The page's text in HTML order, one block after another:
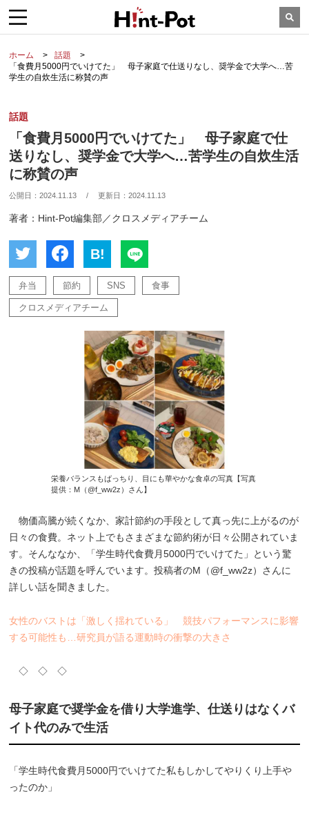
ホーム
話題
「食費月5000円でいけてた」 母子家庭で仕送りなし、奨学金で大学へ…苦
学生の自炊生活に称賛の声
話題
「食費月5000円でいけてた」 母子家庭で仕
送りなし、奨学金で大学へ…苦学生の自炊生活
に称賛の声
公開日：2024.11.13 / 更新日：2024.11.13
著者：Hint-Pot編集部／クロスメディアチーム
B!
弁当 節約 SNS 食事
クロスメディアチーム
栄養バランスもばっちり、目にも華やかな食卓の写真【写真
提供：M（@f_ww2z）さん】
物価高騰が続くなか、家計節約の手段として真っ先に上がるのが
日々の食費。ネット上でもさまざまな節約術が日々公開されていま
す。そんななか、「学生時代食費月5000円でいけてた」という驚
きの投稿が話題を呼んでいます。投稿者のM（@f_ww2z）さんに
詳しい話を聞きました。
女性のバストは「激しく揺れている」 競技パフォーマンスに影響
する可能性も…研究員が語る運動時の衝撃の大きさ
◇ ◇ ◇
母子家庭で奨学金を借り大学進学、仕送りはなくバ
イト代のみで生活
「学生時代食費月5000円でいけてた私もしかしてやりくり上手や
ったのか」